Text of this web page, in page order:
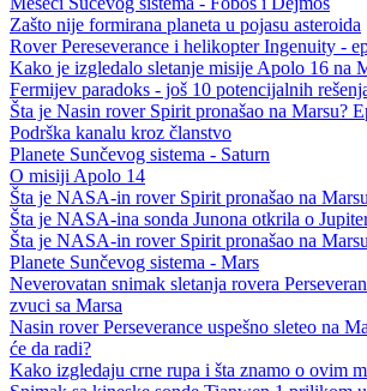
Zašto nije formirana planeta u pojasu asteroida
Rover Pereseverance i helikopter Ingenuity -
Kako je izgledalo sletanje misije Apolo 16 na
Fermijev paradoks - još 10 potencijalnih
Šta je Nasin rover Spirit pronašao na Marsu?
Podrška kanalu kroz članstvo
Planete Sunčevog sistema - Saturn
O misiji Apolo 14
Šta je NASA-in rover Spirit pronašao na
Šta je NASA-ina sonda Junona otkrila o
Šta je NASA-in rover Spirit pronašao na
Planete Sunčevog sistema - Mars
Neverovatan snimak sletanja rovera
zvuci sa Marsa
Nasin rover Perseverance uspešno sleteo na
će da radi?
Kako izgledaju crne rupa i šta znamo o ovim